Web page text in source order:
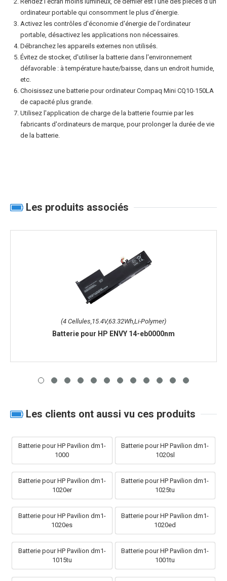
ordinateur portable qui consomment le plus d'énergie.
Activez les contrôles d'économie d'énergie de l'ordinateur
portable, désactivez les applications non nécessaires.
Débranchez les appareils externes non utilisés.
Évitez de stocker, d'utiliser la batterie dans l'environnement
défavorable : à température haute/baisse, dans un endroit humide,
etc.
Choisissez une batterie pour ordinateur Compaq Mini CQ10-150LA
de capacité plus grande.
Utilisez l'application de charge de la batterie fournie par les
fabricants d'ordinateurs de marque, pour prolonger la durée de vie
de la batterie.
Les produits associés
(4 Cellules,15.4V,63.32Wh,Li-Polymer)
Batterie pour HP ENVY 14-eb0000nm
Les clients ont aussi vu ces produits
Batterie pour HP Pavilion dm1-
1000
Batterie pour HP Pavilion dm1-
1020sl
Batterie pour HP Pavilion dm1-
1020er
Batterie pour HP Pavilion dm1-
1025tu
Batterie pour HP Pavilion dm1-
1020es
Batterie pour HP Pavilion dm1-
1020ed
Batterie pour HP Pavilion dm1-
1015tu
Batterie pour HP Pavilion dm1-
1001tu